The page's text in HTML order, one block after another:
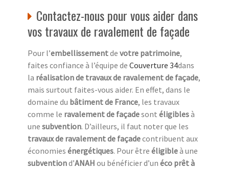
Contactez-nous pour vous aider dans
vos travaux de ravalement de façade
Pour l’embellissementde votre patrimoine,
faites confiance à l’équipe de Couverture 34dans
la réalisation de travaux de ravalement de façade,
mais surtout faites-vous aider. En effet, dans le
domaine du bâtiment de France, les travaux
comme le ravalement de façadesont éligiblesà
une subvention. D’ailleurs, il faut noter que les
travaux de ravalement de façadecontribuent aux
économies énergétiques. Pour être éligibleà une
subventiond’ANAH ou bénéficier d’un éco prêt à